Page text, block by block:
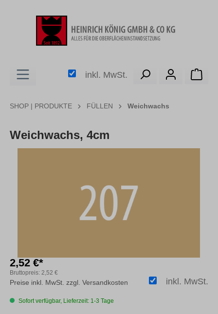
inkl. MwSt.
SHOP | PRODUKTE FÜLLEN Weichwachs
Weichwachs, 4cm
2,52 €*
Bruttopreis: 2,52 €
inkl. MwSt.
Preise inkl. MwSt. zzgl. Versandkosten
Sofort verfügbar, Lieferzeit: 1-3 Tage